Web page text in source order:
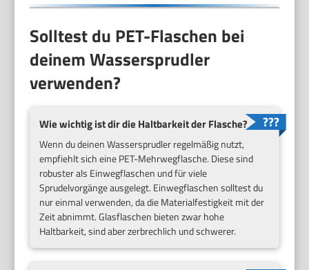
Solltest du PET-Flaschen bei
deinem Wassersprudler
verwenden?
Wie wichtig ist dir die Haltbarkeit der Flasche?
Wenn du deinen Wassersprudler regelmäßig nutzt,
empfiehlt sich eine PET-Mehrwegflasche. Diese sind
robuster als Einwegflaschen und für viele
Sprudelvorgänge ausgelegt. Einwegflaschen solltest du
nur einmal verwenden, da die Materialfestigkeit mit der
Zeit abnimmt. Glasflaschen bieten zwar hohe
Haltbarkeit, sind aber zerbrechlich und schwerer.